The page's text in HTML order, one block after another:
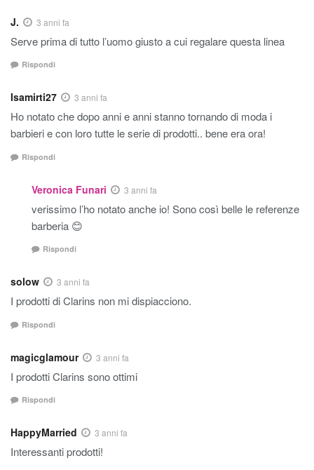
J. 3 anni fa
Serve prima di tutto l’uomo giusto a cui regalare questa linea
Rispondi
Isamirti27 3 anni fa
Ho notato che dopo anni e anni stanno tornando di moda i
barbieri e con loro tutte le serie di prodotti.. bene era ora!
Rispondi
Veronica Funari 3 anni fa
verissimo l’ho notato anche io! Sono così belle le referenze
barberia 😊
Rispondi
solow 3 anni fa
I prodotti di Clarins non mi dispiacciono.
Rispondi
magicglamour 3 anni fa
I prodotti Clarins sono ottimi
Rispondi
HappyMarried 3 anni fa
Interessanti prodotti!